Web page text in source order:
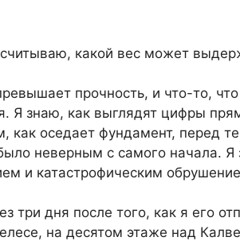
какой вес может
прочность, и что-то,
Я знаю, как выглядят цифры
как оседает фундамент, перед
неверным с самого начала.
и катастрофическим
три дня после того, как я его
на десятом этаже над